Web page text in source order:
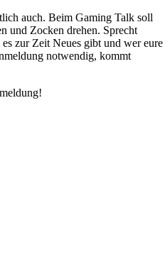
auch. Beim Gaming Talk soll
und Zocken drehen. Sprecht
zur Zeit Neues gibt und wer eure
notwendig, kommt